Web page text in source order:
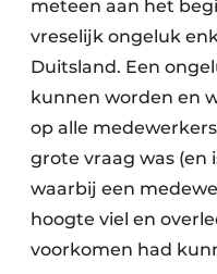
meteen aan het
vreselijk ongeluk
Duitsland. Een
kunnen worden en
op alle
grote vraag was (en
waarbij een
hoogte viel en
voorkomen had